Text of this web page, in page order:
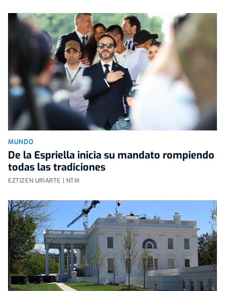
MUNDO
De la Espriella inicia su mandato rompiendo
todas las tradiciones
EZTIZEN URIARTE | NTM